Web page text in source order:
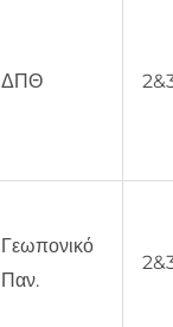
ΔΠΘ
Γεωπονικό
Παν.